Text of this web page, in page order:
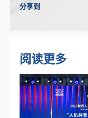
分享到
阅读更多